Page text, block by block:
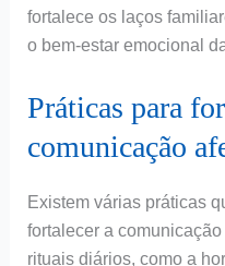
fortalece os laços
o bem-estar emocional
Práticas para
comunicação
Existem várias práticas
fortalecer a
rituais diários, como a